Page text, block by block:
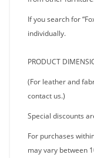
If you search for
individually.
PRODUCT
(For leather and
contact us.)
Special discounts
For purchases
may vary between